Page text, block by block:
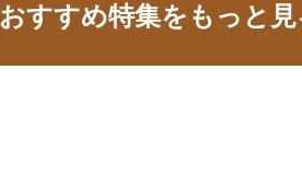
おすすめ特集をもっと